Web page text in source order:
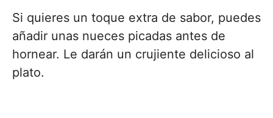
Si quieres un toque extra de sabor, puedes
añadir unas nueces picadas antes de
hornear. Le darán un crujiente delicioso al
plato.